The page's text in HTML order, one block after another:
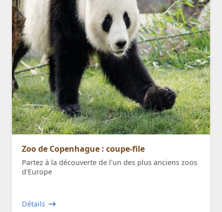
Zoo de Copenhague : coupe-file
Partez à la découverte de l'un des plus anciens zoos
d'Europe
Détails